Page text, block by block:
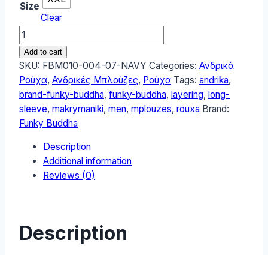
Size
Clear
Funky
Buddha
Ανδρική
Μπλούζα
FBM010-
004-
07-
quantity
Add to cart
SKU: FBM010-004-07-NAVY Categories: Ανδρικά
Ρούχα, Ανδρικές Μπλούζες, Ρούχα Tags: andrika,
brand-funky-buddha, funky-buddha, layering, long-
sleeve, makrymaniki, men, mplouzes, rouxa Brand:
Funky Buddha
Description
Additional information
Reviews (0)
Description